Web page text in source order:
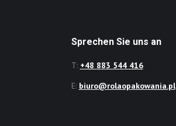
Sprechen Sie uns an
T: +48 883 544 416
E: biuro@rolaopakowania.pl